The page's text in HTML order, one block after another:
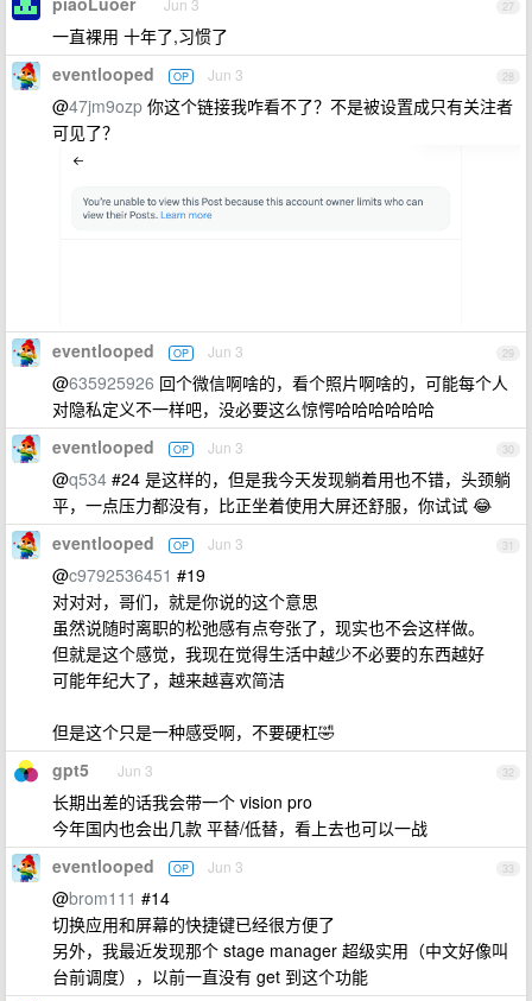
27
Jun 3
一直裸用 十年了,习惯了
28
eventlooped OP Jun 3
@47jm9ozp 你这个链接我咋看不了？不是被设置成只有关注者
可见了？
29
eventlooped OP Jun 3
@635925926 回个微信啊啥的，看个照片啊啥的，可能每个人
对隐私定义不一样吧，没必要这么惊愕哈哈哈哈哈哈
30
eventlooped OP Jun 3
@q534 #24 是这样的，但是我今天发现躺着用也不错，头颈躺
平，一点压力都没有，比正坐着使用大屏还舒服，你试试 😂
31
eventlooped OP Jun 3
@c9792536451 #19
对对对，哥们，就是你说的这个意思
虽然说随时离职的松弛感有点夸张了，现实也不会这样做。
但就是这个感觉，我现在觉得生活中越少不必要的东西越好
可能年纪大了，越来越喜欢简洁
但是这个只是一种感受啊，不要硬杠🤣
32
gpt5 Jun 3
长期出差的话我会带一个 vision pro
今年国内也会出几款 平替/低替，看上去也可以一战
33
eventlooped OP Jun 3
@brom111 #14
切换应用和屏幕的快捷键已经很方便了
另外，我最近发现那个 stage manager 超级实用（中文好像叫
台前调度），以前一直没有 get 到这个功能